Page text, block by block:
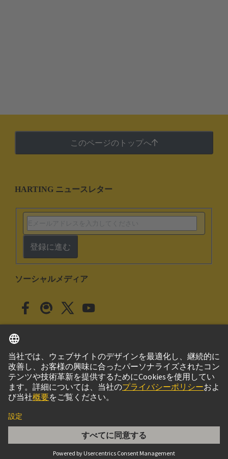
DIN-Signal M24+8FS-4,5C1-2
このページのトップへ
HARTING ニュースレター
登録に進む
ソーシャルメディア
日本 日本語
© ハーティング株式会社
このサイトについて
ご利用条件取引条件